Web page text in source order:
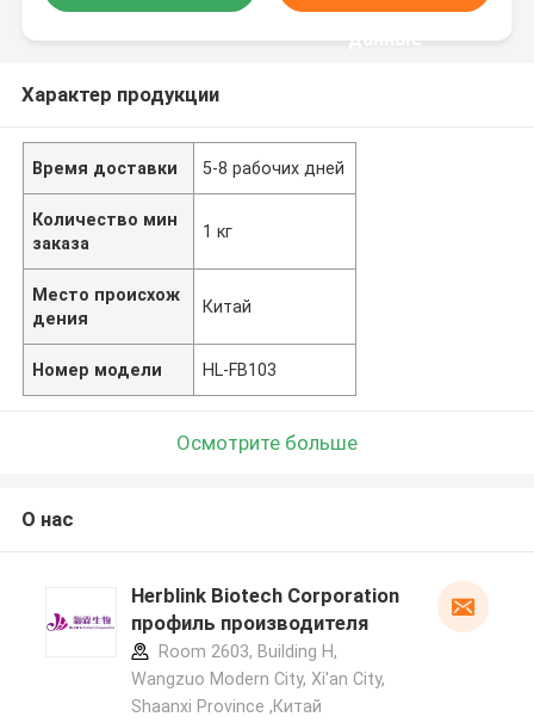
данные
Характер продукции
Время доставки 5-8 рабочих дней
Количество мин
заказа
1 кг
Место происхож
дения
Китай
Номер модели HL-FB103
Осмотрите больше
О нас
Herblink Biotech Corporation
профиль производителя
Room 2603, Building H,
Wangzuo Modern City, Xi'an City,
Shaanxi Province ,Китай